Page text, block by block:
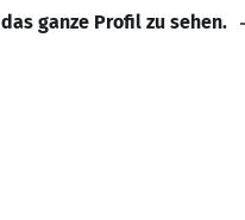
ganze Profil zu sehen.